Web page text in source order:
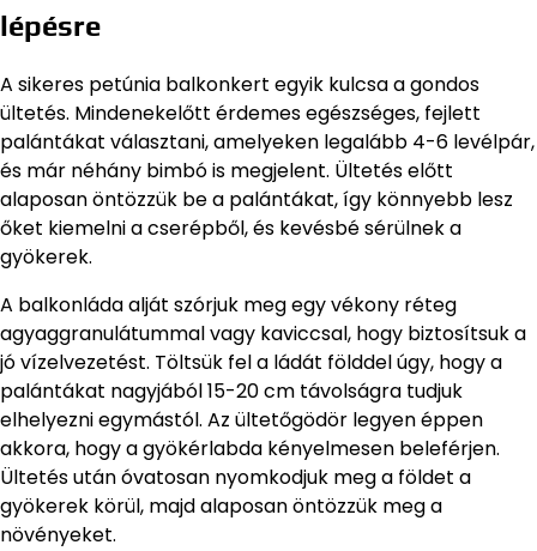
lépésre
A sikeres petúnia balkonkert egyik kulcsa a gondos
ültetés. Mindenekelőtt érdemes egészséges, fejlett
palántákat választani, amelyeken legalább 4-6 levélpár,
és már néhány bimbó is megjelent. Ültetés előtt
alaposan öntözzük be a palántákat, így könnyebb lesz
őket kiemelni a cserépből, és kevésbé sérülnek a
gyökerek.
A balkonláda alját szórjuk meg egy vékony réteg
agyaggranulátummal vagy kaviccsal, hogy biztosítsuk a
jó vízelvezetést. Töltsük fel a ládát földdel úgy, hogy a
palántákat nagyjából 15-20 cm távolságra tudjuk
elhelyezni egymástól. Az ültetőgödör legyen éppen
akkora, hogy a gyökérlabda kényelmesen beleférjen.
Ültetés után óvatosan nyomkodjuk meg a földet a
gyökerek körül, majd alaposan öntözzük meg a
növényeket.